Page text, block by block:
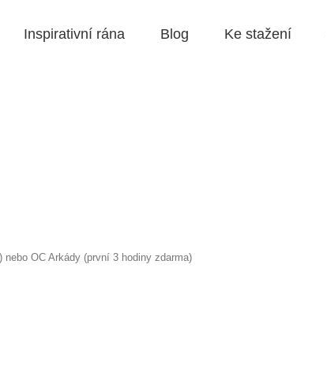
Inspirativní rána Blog Ke stažení
OC Arkády (první 3 hodiny zdarma)